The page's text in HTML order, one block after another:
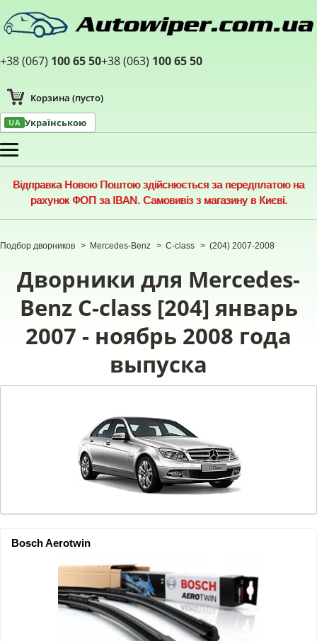
+38 (067) 100 65 50+38 (063) 100 65 50
Корзина (пусто)
UA Українською
Меню
Відправка Новою Поштою здійснюється за передплатою на
рахунок ФОП за IBAN. Самовивіз з магазину в Києві.
Подбор дворников > Mercedes-Benz > C-class > (204) 2007-2008
Дворники для Mercedes-
Benz C-class [204] январь
2007 - ноябрь 2008 года
выпуска
Bosch Aerotwin